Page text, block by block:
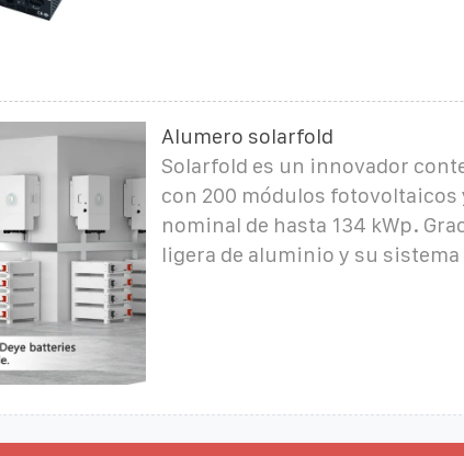
Alumero solarfold
Solarfold es un innovador
con 200 módulos fotovoltaicos
nominal de hasta 134 kWp.
ligera de aluminio y su